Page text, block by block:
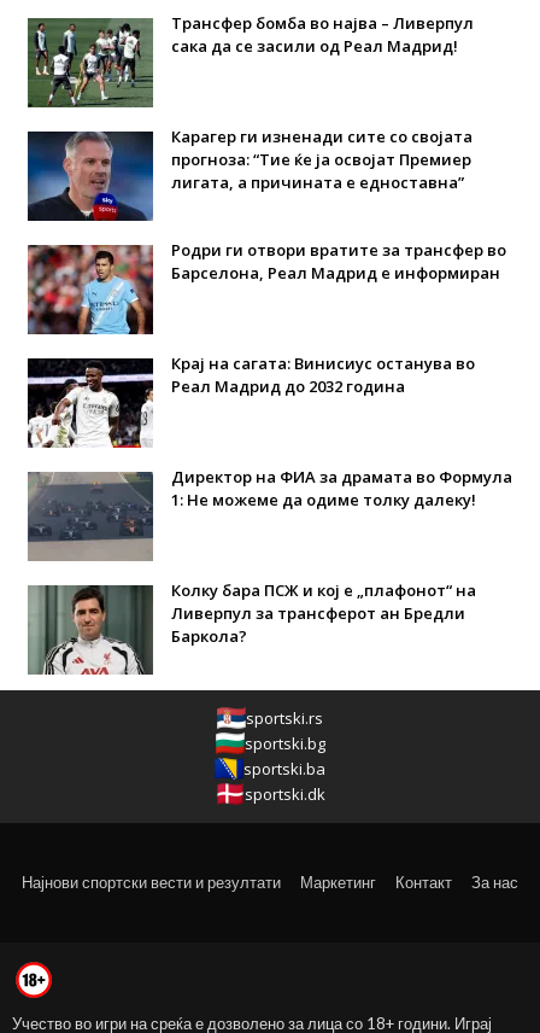
Трансфер бомба во најва – Ливерпул
сака да се засили од Реал Мадрид!
Карагер ги изненади сите со својата
прогноза: “Тие ќе ја освојат Премиер
лигата, а причината е едноставна”
Родри ги отвори вратите за трансфер во
Барселона, Реал Мадрид е информиран
Крај на сагата: Винисиус останува во
Реал Мадрид до 2032 година
Директор на ФИА за драмата во Формула
1: Не можеме да одиме толку далеку!
Колку бара ПСЖ и кој е „плафонот“ на
Ливерпул за трансферот ан Бредли
Баркола?
sportski.rs
sportski.bg
sportski.ba
sportski.dk
Најнови спортски вести и резултати Маркетинг Контакт За нас
Учество во игри на среќа е дозволено за лица со 18+ години. Играј